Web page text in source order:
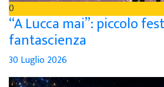
0
“A Lucca mai”: piccolo
fantascienza
30 Luglio 2026